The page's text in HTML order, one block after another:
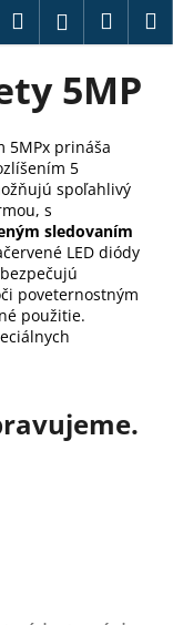
Hľadať
5MP
5MPx prináša
5
spoľahlivý
s
sledovaním
LED diódy
poveternostným
použitie.